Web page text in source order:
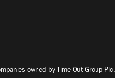
owned by Time Out Group Plc.